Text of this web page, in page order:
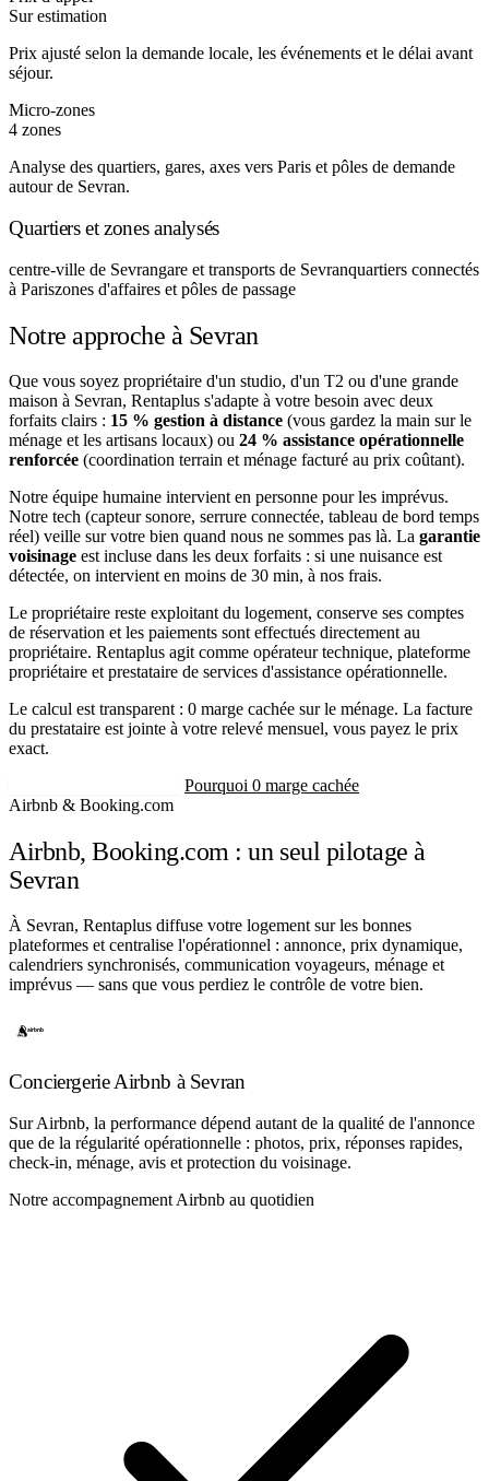
Sur estimation
Prix ajusté selon la demande locale, les événements et le délai avant
séjour.
Micro-zones
4 zones
Analyse des quartiers, gares, axes vers Paris et pôles de demande
autour de Sevran.
Quartiers et zones analysés
centre-ville de Sevrangare et transports de Sevranquartiers connectés
à Pariszones d'affaires et pôles de passage
Notre approche à Sevran
Que vous soyez propriétaire d'un studio, d'un T2 ou d'une grande
maison à Sevran, Rentaplus s'adapte à votre besoin avec deux
forfaits clairs : 15 % gestion à distance (vous gardez la main sur le
ménage et les artisans locaux) ou 24 % assistance opérationnelle
renforcée (coordination terrain et ménage facturé au prix coûtant).
Notre équipe humaine intervient en personne pour les imprévus.
Notre tech (capteur sonore, serrure connectée, tableau de bord temps
réel) veille sur votre bien quand nous ne sommes pas là. La garantie
voisinage est incluse dans les deux forfaits : si une nuisance est
détectée, on intervient en moins de 30 min, à nos frais.
Le propriétaire reste exploitant du logement, conserve ses comptes
de réservation et les paiements sont effectués directement au
propriétaire. Rentaplus agit comme opérateur technique, plateforme
propriétaire et prestataire de services d'assistance opérationnelle.
Le calcul est transparent : 0 marge cachée sur le ménage. La facture
du prestataire est jointe à votre relevé mensuel, vous payez le prix
exact.
Pourquoi 0 marge cachée
Airbnb & Booking.com
Airbnb, Booking.com : un seul pilotage à
Sevran
À Sevran, Rentaplus diffuse votre logement sur les bonnes
plateformes et centralise l'opérationnel : annonce, prix dynamique,
calendriers synchronisés, communication voyageurs, ménage et
imprévus — sans que vous perdiez le contrôle de votre bien.
Conciergerie Airbnb à Sevran
Sur Airbnb, la performance dépend autant de la qualité de l'annonce
que de la régularité opérationnelle : photos, prix, réponses rapides,
check-in, ménage, avis et protection du voisinage.
Notre accompagnement Airbnb au quotidien